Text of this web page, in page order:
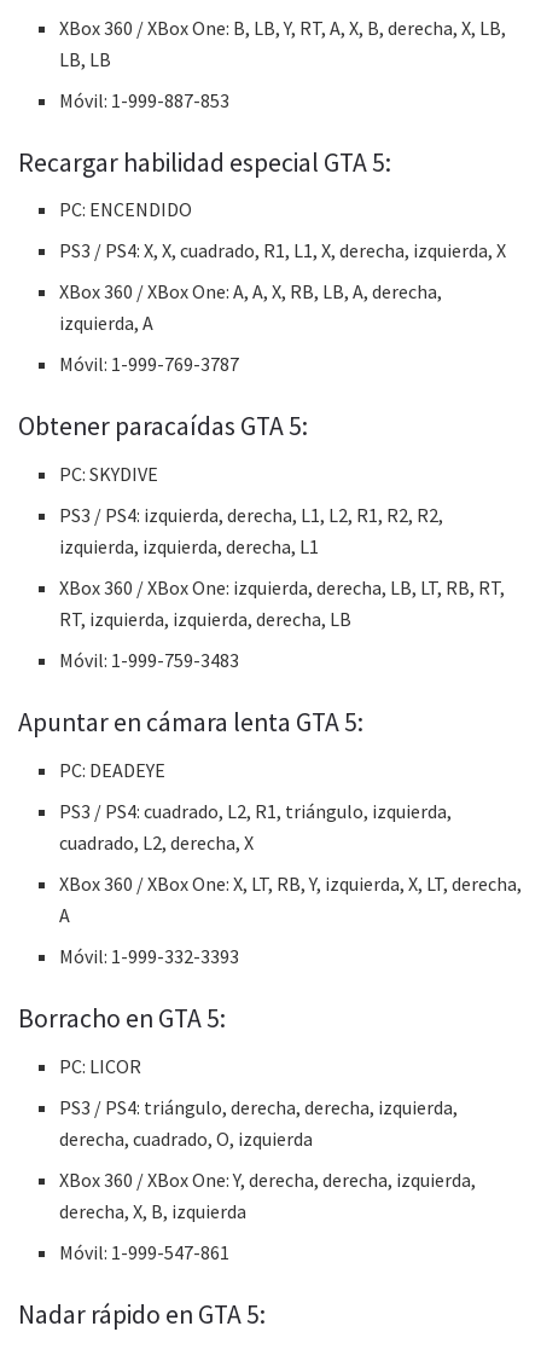
XBox 360 / XBox One: B, LB, Y, RT, A, X, B, derecha, X, LB,
LB, LB
Móvil: 1-999-887-853
Recargar habilidad especial GTA 5:
PC: ENCENDIDO
PS3 / PS4: X, X, cuadrado, R1, L1, X, derecha, izquierda, X
XBox 360 / XBox One: A, A, X, RB, LB, A, derecha,
izquierda, A
Móvil: 1-999-769-3787
Obtener paracaídas GTA 5:
PC: SKYDIVE
PS3 / PS4: izquierda, derecha, L1, L2, R1, R2, R2,
izquierda, izquierda, derecha, L1
XBox 360 / XBox One: izquierda, derecha, LB, LT, RB, RT,
RT, izquierda, izquierda, derecha, LB
Móvil: 1-999-759-3483
Apuntar en cámara lenta GTA 5:
PC: DEADEYE
PS3 / PS4: cuadrado, L2, R1, triángulo, izquierda,
cuadrado, L2, derecha, X
XBox 360 / XBox One: X, LT, RB, Y, izquierda, X, LT, derecha,
A
Móvil: 1-999-332-3393
Borracho en GTA 5:
PC: LICOR
PS3 / PS4: triángulo, derecha, derecha, izquierda,
derecha, cuadrado, O, izquierda
XBox 360 / XBox One: Y, derecha, derecha, izquierda,
derecha, X, B, izquierda
Móvil: 1-999-547-861
Nadar rápido en GTA 5: